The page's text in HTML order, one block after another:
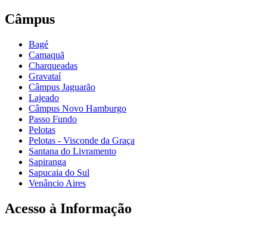
Câmpus
Bagé
Camaquã
Charqueadas
Gravataí
Câmpus Jaguarão
Lajeado
Câmpus Novo Hamburgo
Passo Fundo
Pelotas
Pelotas - Visconde da Graça
Santana do Livramento
Sapiranga
Sapucaia do Sul
Venâncio Aires
Acesso à Informação